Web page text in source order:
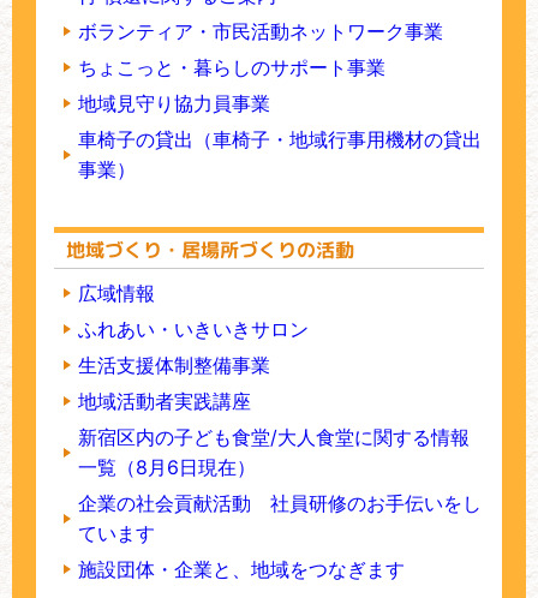
ボランティア・市民活動ネットワーク事業
ちょこっと・暮らしのサポート事業
地域見守り協力員事業
車椅子の貸出（車椅子・地域行事用機材の貸出
事業）
地域づくり・居場所づくりの活動
広域情報
ふれあい・いきいきサロン
生活支援体制整備事業
地域活動者実践講座
新宿区内の子ども食堂/大人食堂に関する情報
一覧（8月6日現在）
企業の社会貢献活動 社員研修のお手伝いをし
ています
施設団体・企業と、地域をつなぎます